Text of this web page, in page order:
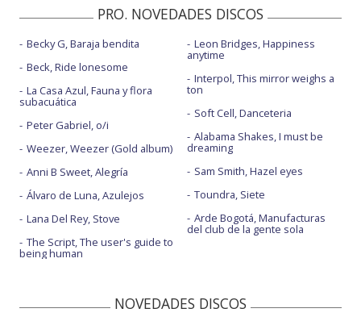
PRO. NOVEDADES DISCOS
Becky G, Baraja bendita
Beck, Ride lonesome
La Casa Azul, Fauna y flora
subacuática
Peter Gabriel, o/i
Weezer, Weezer (Gold album)
Anni B Sweet, Alegría
Álvaro de Luna, Azulejos
Lana Del Rey, Stove
The Script, The user's guide to
being human
Leon Bridges, Happiness
anytime
Interpol, This mirror weighs a
ton
Soft Cell, Danceteria
Alabama Shakes, I must be
dreaming
Sam Smith, Hazel eyes
Toundra, Siete
Arde Bogotá, Manufacturas
del club de la gente sola
NOVEDADES DISCOS